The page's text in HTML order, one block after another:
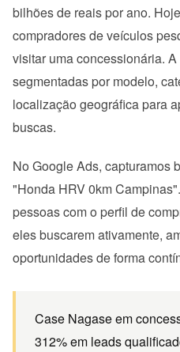
bilhões de reais por ano.
compradores de veículos
visitar uma concessionária.
segmentadas por modelo,
localização geográfica para
buscas.
No Google Ads, capturamos
"Honda HRV 0km
pessoas com o perfil de
eles buscarem ativamente,
oportunidades de forma
Case Nagase em
312% em leads